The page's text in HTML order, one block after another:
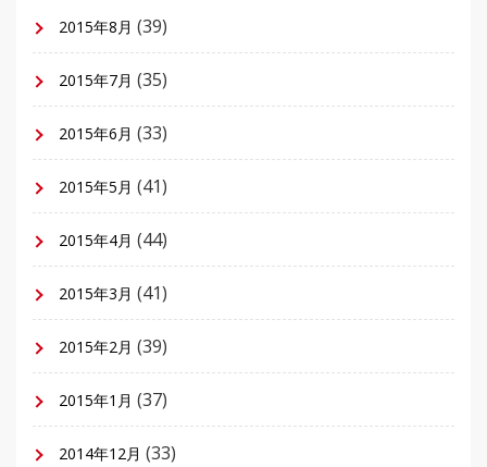
2015年8月 (39)
2015年7月 (35)
2015年6月 (33)
2015年5月 (41)
2015年4月 (44)
2015年3月 (41)
2015年2月 (39)
2015年1月 (37)
2014年12月 (33)